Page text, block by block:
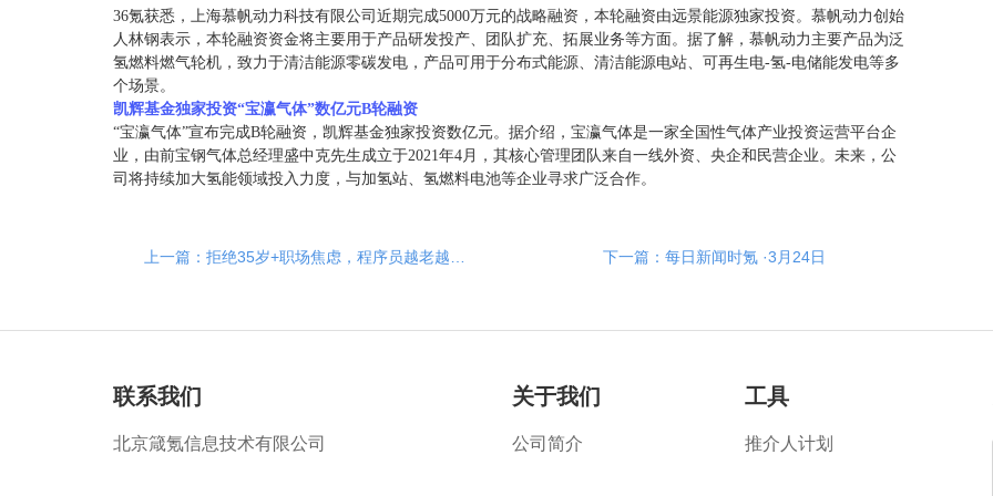
36氪获悉，上海慕帆动力科技有限公司近期完成5000万元的战略融资，本轮融资由远景能源独家投资。慕帆动力创始
人林钢表示，本轮融资资金将主要用于产品研发投产、团队扩充、拓展业务等方面。据了解，慕帆动力主要产品为泛
氢燃料燃气轮机，致力于清洁能源零碳发电，产品可用于分布式能源、清洁能源电站、可再生电-氢-电储能发电等多
个场景。
凯辉基金独家投资“宝瀛气体”数亿元B轮融资
“宝瀛气体”宣布完成B轮融资，凯辉基金独家投资数亿元。据介绍，宝瀛气体是一家全国性气体产业投资运营平台企
业，由前宝钢气体总经理盛中克先生成立于2021年4月，其核心管理团队来自一线外资、央企和民营企业。未来，公
司将持续加大氢能领域投入力度，与加氢站、氢燃料电池等企业寻求广泛合作。
下一篇：每日新闻时氪 ·3月24日
联系我们
北京箴氪信息技术有限公司
关于我们
公司简介
工具
推介人计划